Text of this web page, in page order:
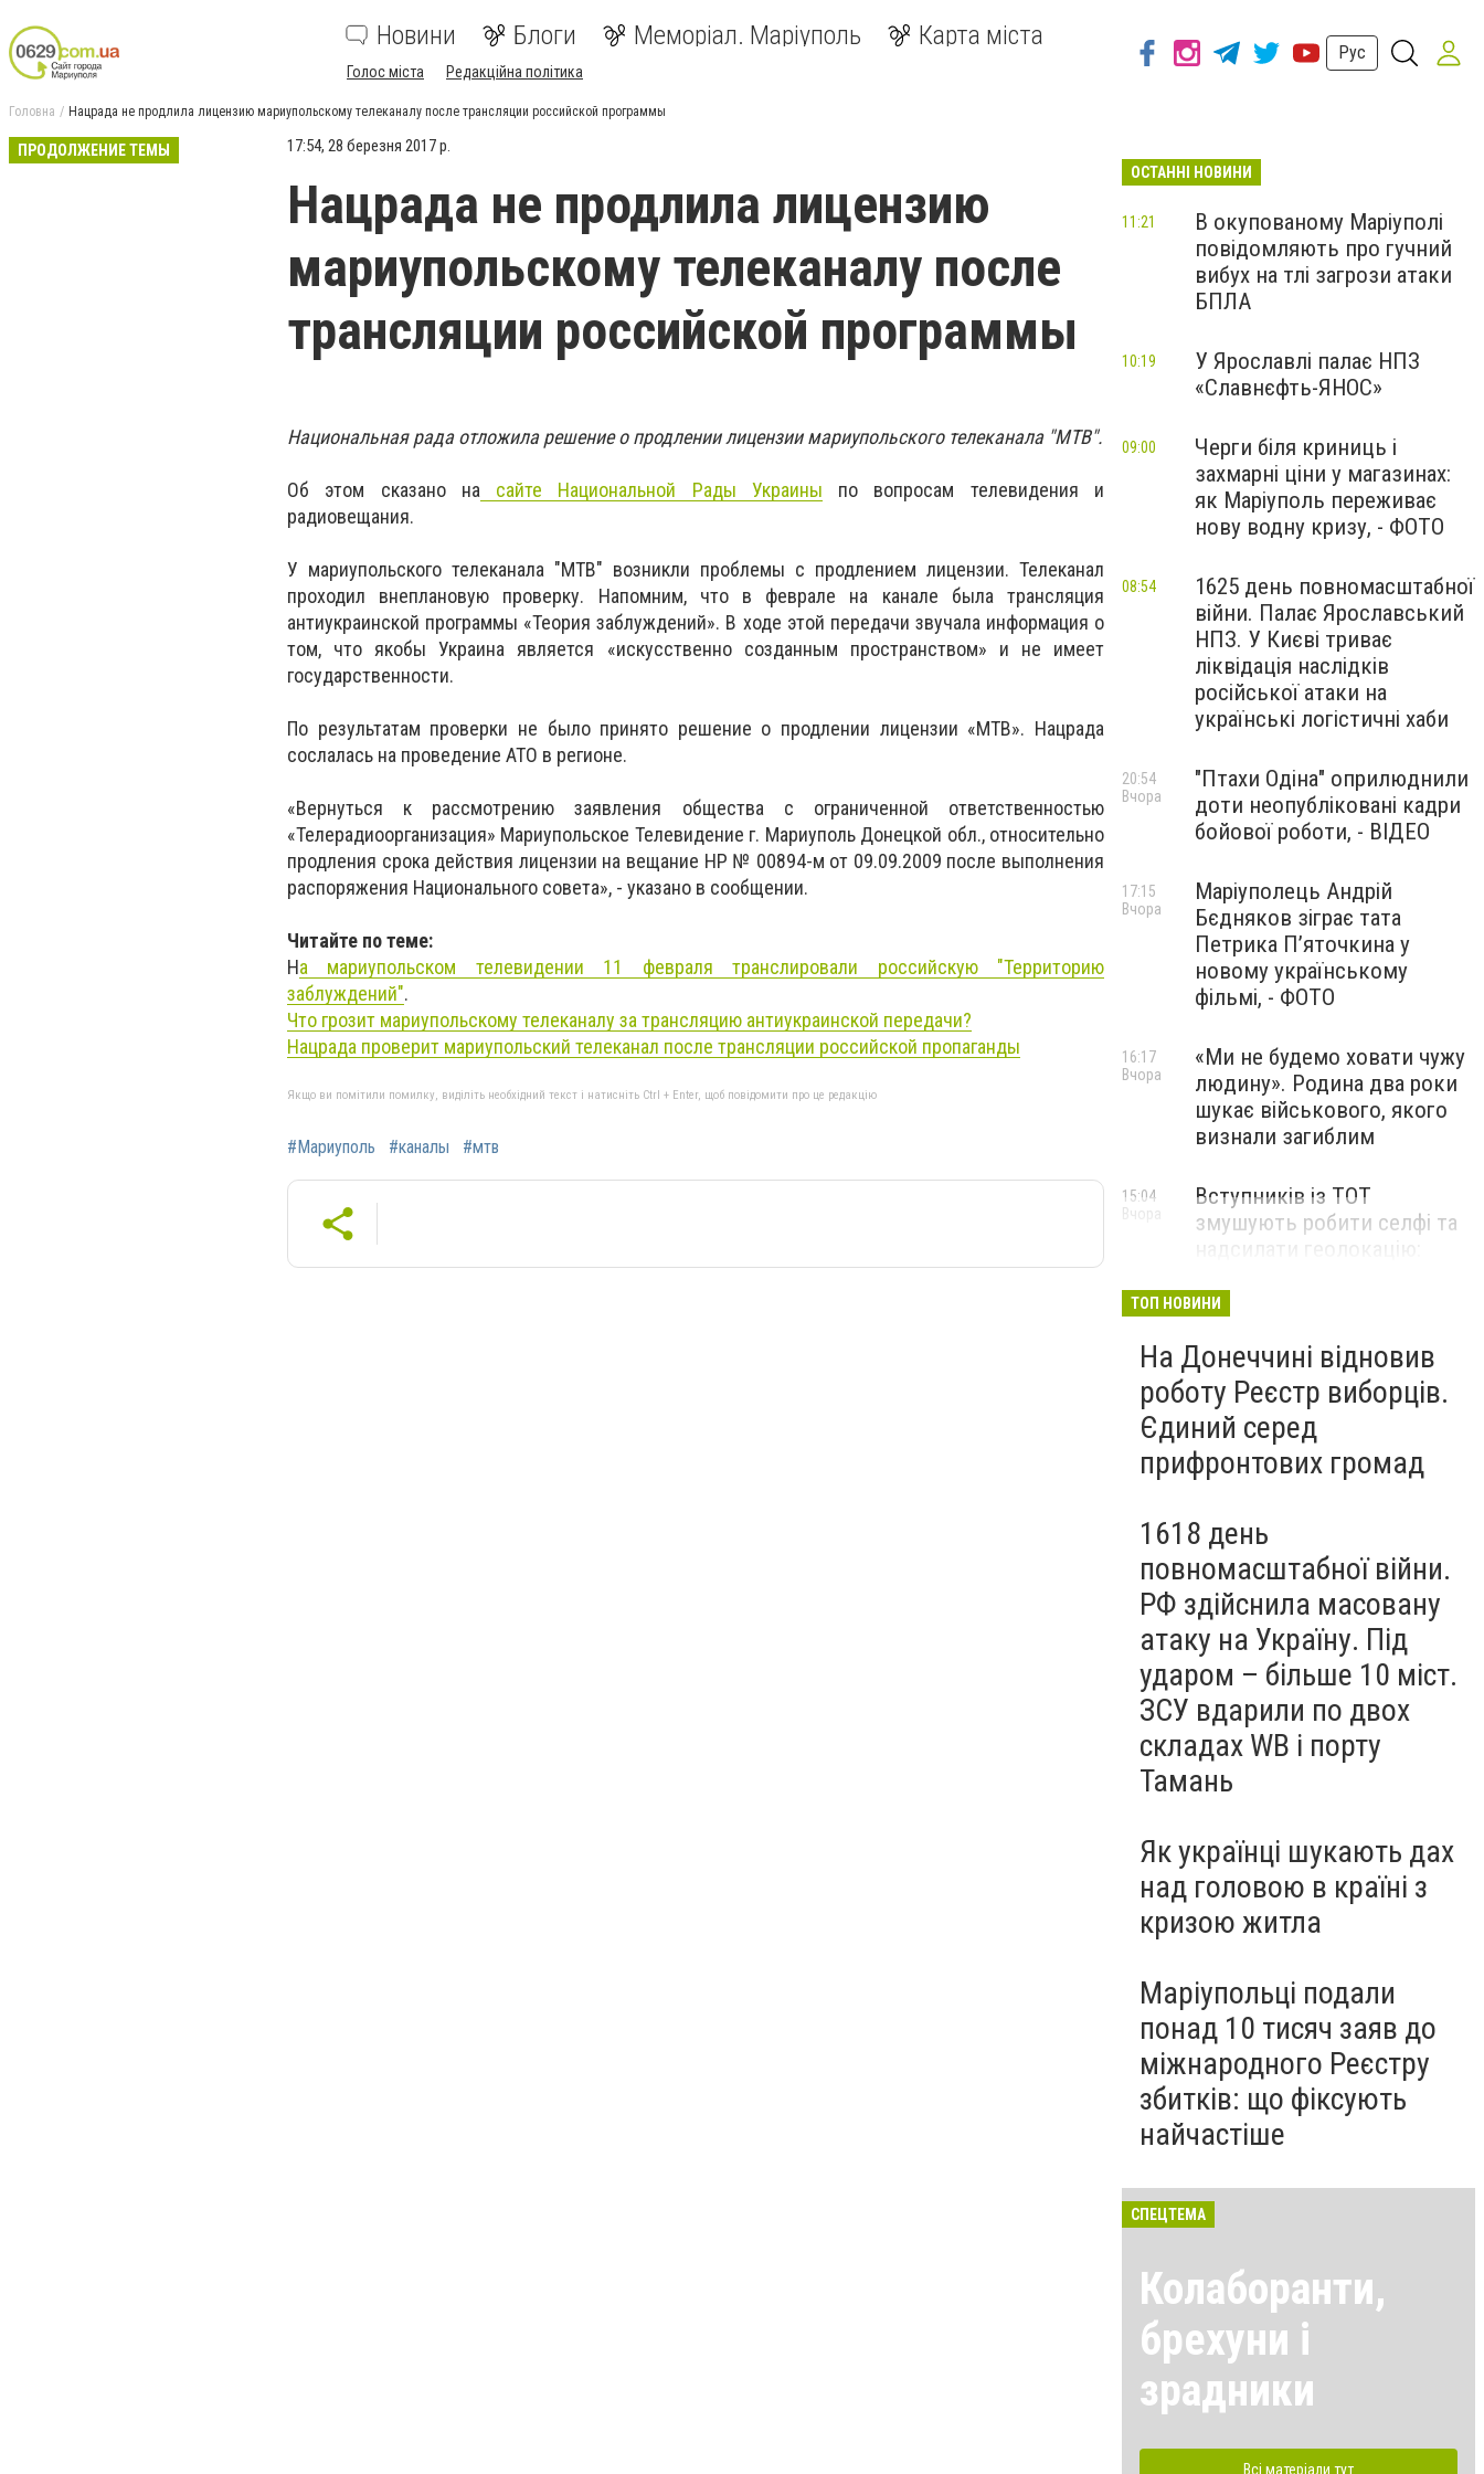
Новини Блоги Меморіал. Маріуполь Карта міста
Голос міста Редакційна політика
Рус
Головна Нацрада не продлила лицензию мариупольскому телеканалу после трансляции российской программы
ПРОДОЛЖЕНИЕ ТЕМЫ 17:54, 28 березня 2017 р.
Нацрада не продлила лицензию
мариупольскому телеканалу после
трансляции российской программы
Национальная рада отложила решение о продлении лицензии мариупольского телеканала "МТВ".
Об этом сказано на сайте Национальной Рады Украины по вопросам телевидения и
радиовещания.
У мариупольского телеканала "МТВ" возникли проблемы с продлением лицензии. Телеканал
проходил внеплановую проверку. Напомним, что в феврале на канале была трансляция
антиукраинской программы «Теория заблуждений». В ходе этой передачи звучала информация о
том, что якобы Украина является «искусственно созданным пространством» и не имеет
государственности.
По результатам проверки не было принято решение о продлении лицензии «МТВ». Нацрада
сослалась на проведение АТО в регионе.
«Вернуться к рассмотрению заявления общества с ограниченной ответственностью
«Телерадиоорганизация» Мариупольское Телевидение г. Мариуполь Донецкой обл., относительно
продления срока действия лицензии на вещание НР № 00894-м от 09.09.2009 после выполнения
распоряжения Национального совета», - указано в сообщении.
Читайте по теме:
На мариупольском телевидении 11 февраля транслировали российскую "Территорию
заблуждений".
Что грозит мариупольскому телеканалу за трансляцию антиукраинской передачи?
Нацрада проверит мариупольский телеканал после трансляции российской пропаганды
Якщо ви помітили помилку, виділіть необхідний текст і натисніть Ctrl + Enter, щоб повідомити про це редакцію
#Мариуполь #каналы #мтв
ОСТАННІ НОВИНИ
В окупованому Маріуполі
повідомляють про гучний
вибух на тлі загрози атаки
БПЛА
11:21
У Ярославлі палає НПЗ
«Славнєфть-ЯНОС»
10:19
Черги біля криниць і
захмарні ціни у магазинах:
як Маріуполь переживає
нову водну кризу, - ФОТО
09:00
1625 день повномасштабної
війни. Палає Ярославський
НПЗ. У Києві триває
ліквідація наслідків
російської атаки на
українські логістичні хаби
08:54
"Птахи Одіна" оприлюднили
доти неопубліковані кадри
бойової роботи, - ВІДЕО
20:54
Вчора
Маріуполець Андрій
Бєдняков зіграє тата
Петрика П’яточкина у
новому українському
фільмі, - ФОТО
17:15
Вчора
«Ми не будемо ховати чужу
людину». Родина два роки
шукає військового, якого
визнали загиблим
16:17
Вчора
Вступників із ТОТ
змушують робити селфі та
до МОН
15:04
Вчора
ТОП НОВИНИ
На Донеччині відновив
роботу Реєстр виборців.
Єдиний серед
прифронтових громад
1618 день
повномасштабної війни.
РФ здійснила масовану
атаку на Україну. Під
ударом – більше 10 міст.
ЗСУ вдарили по двох
складах WB і порту
Тамань
Як українці шукають дах
над головою в країні з
кризою житла
Маріупольці подали
понад 10 тисяч заяв до
міжнародного Реєстру
збитків: що фіксують
найчастіше
СПЕЦТЕМА
Колаборанти,
брехуни і
зрадники
Всі матеріали тут